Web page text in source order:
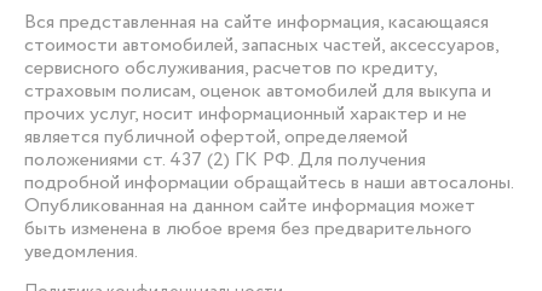
Вся представленная на сайте информация, касающаяся
стоимости автомобилей, запасных частей, аксессуаров,
сервисного обслуживания, расчетов по кредиту,
страховым полисам, оценок автомобилей для выкупа и
прочих услуг, носит информационный характер и не
является публичной офертой, определяемой
положениями ст. 437 (2) ГК РФ. Для получения
подробной информации обращайтесь в наши автосалоны.
Опубликованная на данном сайте информация может
быть изменена в любое время без предварительного
уведомления.